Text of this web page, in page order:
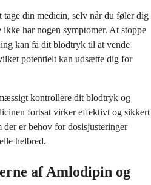
din medicin, selv når du føler dig
har nogen symptomer. At stoppe
kan få dit blodtryk til at vende
potentielt kan udsætte dig for
kontrollere dit blodtryk og
fortsat virker effektivt og sikkert
er behov for dosisjusteringer
helbred.
af Amlodipin og